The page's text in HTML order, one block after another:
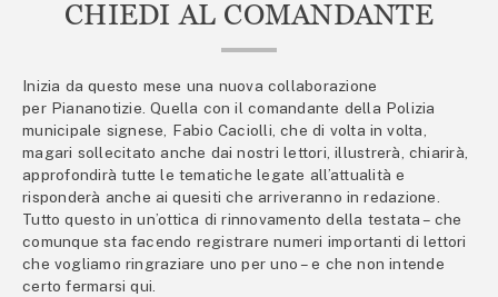
CHIEDI AL COMANDANTE
Inizia da questo mese una nuova collaborazione
per Piananotizie. Quella con il comandante della Polizia
municipale signese, Fabio Caciolli, che di volta in volta,
magari sollecitato anche dai nostri lettori, illustrerà, chiarirà,
approfondirà tutte le tematiche legate all’attualità e
risponderà anche ai quesiti che arriveranno in redazione.
Tutto questo in un’ottica di rinnovamento della testata – che
comunque sta facendo registrare numeri importanti di lettori
che vogliamo ringraziare uno per uno – e che non intende
certo fermarsi qui.